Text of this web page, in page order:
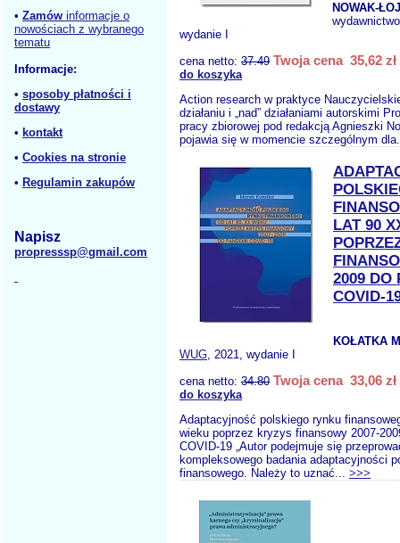
• Zamów informacje o
nowościach z wybranego
tematu
Informacje:
• sposoby płatności i
dostawy
• kontakt
• Cookies na stronie
• Regulamin zakupów
Napisz
propresssp@gmail.com
NOWAK-
wydanie I
cena netto: 37.49 Twoja cena 35,62 zł
do koszyka
Action research w praktyce
działaniu i „nad” działaniami autorskimi
pracy zbiorowej pod redakcją Agnieszki
pojawia się w momencie szczególnym
LAT 90
2009 DO
COVID-
KOŁATKA
WUG, 2021, wydanie I
cena netto: 34.80 Twoja cena 33,06 zł
do koszyka
Adaptacyjność polskiego rynku
wieku poprzez kryzys finansowy 2007-
COVID-19 „Autor podejmuje się
kompleksowego badania adaptacyjności
finansowego. Należy to uznać... >>>